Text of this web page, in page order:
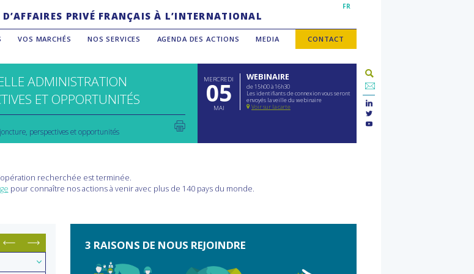
FR
D’AFFAIRES PRIVÉ FRANÇAIS À L’INTERNATIONAL
VOS MARCHÉS NOS SERVICES AGENDA DES ACTIONS MEDIA CONTACT
ADMINISTRATION
ET OPPORTUNITÉS
perspectives et opportunités
MERCREDI
05
MAI
WEBINAIRE
de 15h00 à 16h30
Les identifiants de connexion vous seront
envoyés la veille du webinaire
Voir sur la carte
recherchée est terminée.
pour connaître nos actions à venir avec plus de 140 pays du monde.
3 RAISONS DE NOUS REJOINDRE